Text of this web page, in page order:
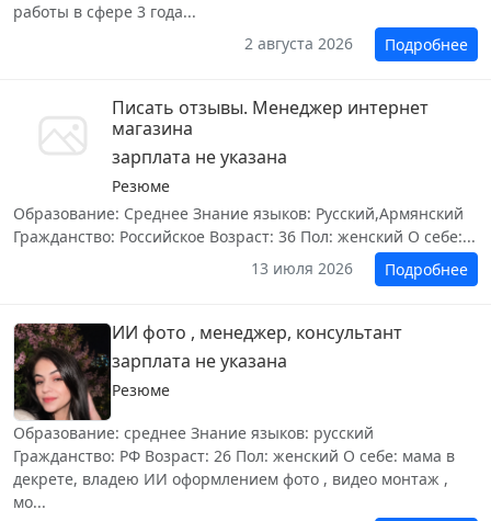
работы в сфере 3 года...
2 августа 2026
Подробнее
Писать отзывы. Менеджер интернет
магазина
зарплата не указана
Резюме
Образование: Среднее Знание языков: Русский,Армянский
Гражданство: Российское Возраст: 36 Пол: женский О себе:...
13 июля 2026
Подробнее
ИИ фото , менеджер, консультант
зарплата не указана
Резюме
Образование: среднее Знание языков: русский
Гражданство: РФ Возраст: 26 Пол: женский О себе: мама в
декрете, владею ИИ оформлением фото , видео монтаж ,
мо...